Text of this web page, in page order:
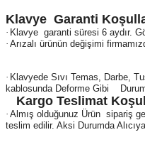
Klavye Garanti
Klavye garanti süresi 6 aydır.
Arızalı ürünün değişimi
Klavyede Sıvı Temas, Darbe,
kablosunda Deforme Gibi
Kargo Teslimat
Almış olduğunuz Ürün sipariş
teslim edilir. Aksi Durumda